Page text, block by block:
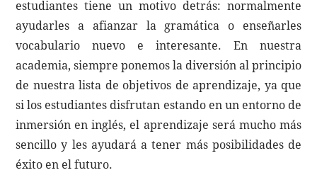
estudiantes tiene un motivo detrás: normalmente
ayudarles a afianzar la gramática o enseñarles
vocabulario nuevo e interesante. En nuestra
academia, siempre ponemos la diversión al principio
de nuestra lista de objetivos de aprendizaje, ya que
si los estudiantes disfrutan estando en un entorno de
inmersión en inglés, el aprendizaje será mucho más
sencillo y les ayudará a tener más posibilidades de
éxito en el futuro.